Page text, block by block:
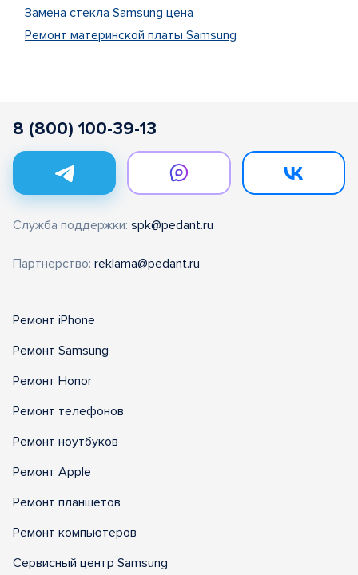
Замена стекла Samsung цена
Ремонт материнской платы Samsung
8 (800) 100-39-13
Служба поддержки: spk@pedant.ru
Партнерство: reklama@pedant.ru
Ремонт iPhone
Ремонт Samsung
Ремонт Honor
Ремонт телефонов
Ремонт ноутбуков
Ремонт Apple
Ремонт планшетов
Ремонт компьютеров
Сервисный центр Samsung